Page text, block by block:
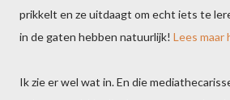
prikkelt en ze uitdaagt om echt iets te
in de gaten hebben natuurlijk! Lees maar
Ik zie er wel wat in. En die